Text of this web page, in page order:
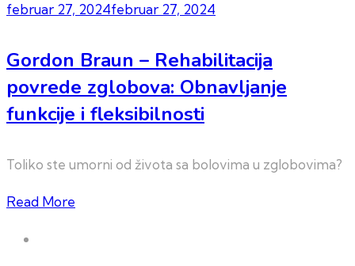
februar 27, 2024februar 27, 2024
Gordon Braun – Rehabilitacija
povrede zglobova: Obnavljanje
funkcije i fleksibilnosti
Toliko ste umorni od života sa bolovima u zglobovima?
Read More